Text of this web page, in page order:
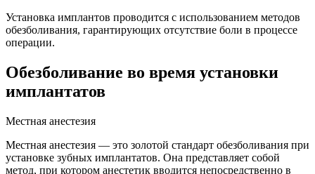
Установка имплантов проводится с использованием методов
обезболивания, гарантирующих отсутствие боли в процессе
операции.
Обезболивание во время установки
имплантатов
Местная анестезия
Местная анестезия — это золотой стандарт обезболивания при
установке зубных имплантатов. Она представляет собой
метод, при котором анестетик вводится непосредственно в